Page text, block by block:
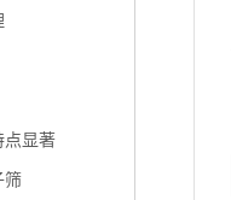
点显著
筛